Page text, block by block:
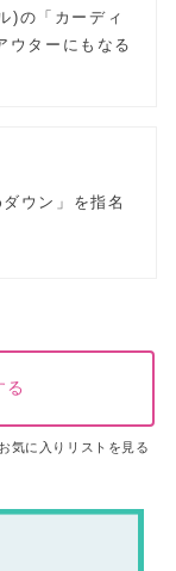
)の「カーディ
ウターにもなる
ウン」を指名
る
お気に入りリストを見る